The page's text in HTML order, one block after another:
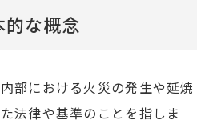
的な概念
部における火災の発生や延焼
法律や基準のことを指しま